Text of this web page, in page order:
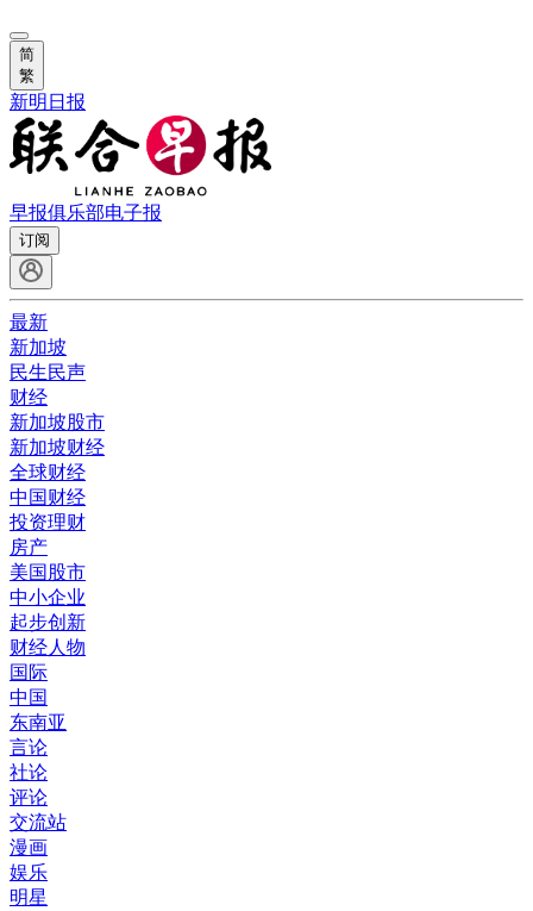
简
繁
新明日报
早报俱乐部电子报
订阅
最新
新加坡
民生民声
财经
新加坡股市
新加坡财经
全球财经
中国财经
投资理财
房产
美国股市
中小企业
起步创新
财经人物
国际
中国
东南亚
言论
社论
评论
交流站
漫画
娱乐
明星